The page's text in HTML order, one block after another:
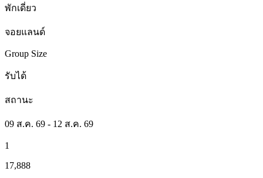
พักเดี่ยว
จอยแลนด์
Group Size
รับได้
สถานะ
09 ส.ค. 69 - 12 ส.ค. 69
1
17,888